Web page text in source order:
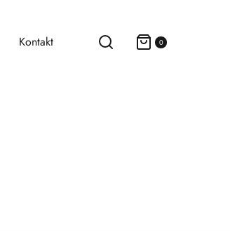
Kontakt 0